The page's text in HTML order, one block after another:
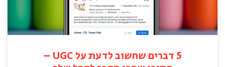
5 דברים שחשוב לדעת על UGC –